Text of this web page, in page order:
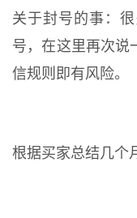
关于封号的事：
号，在这里再次说
信规则即有风险。
根据买家总结几个